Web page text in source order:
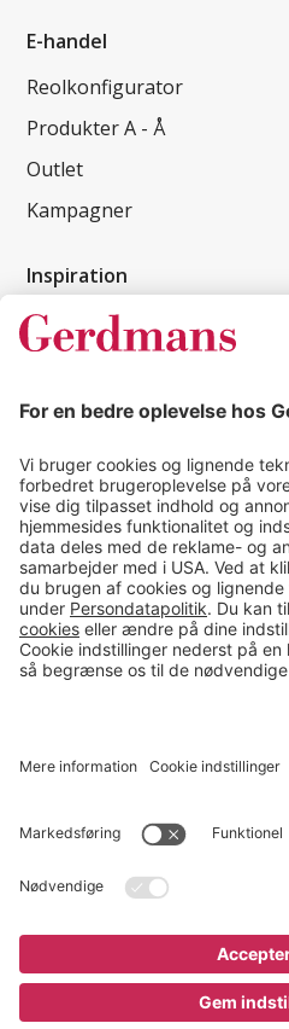
1.195 kr
E-handel
Reolkonfigurator
Produkter A - Å
Outlet
Kampagner
Inspiration
Kundereferencer
Tips & guides
Kontakt
salg@gerdmans.dk
49 18 07 07
Salgsafdeling åbningstider
08.00-16.00
© 2026 Gerdmans Kontor- &
Cookie